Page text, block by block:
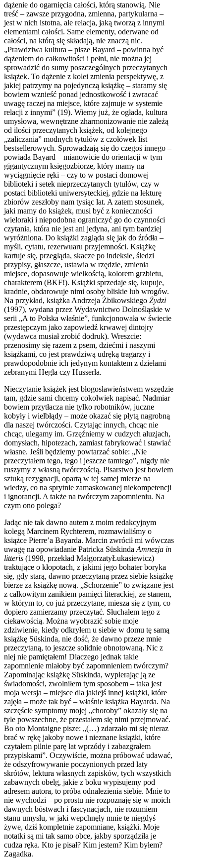
dążenie do ogarnięcia całości, którą stanowią. Nie
treść – zawsze przygodna, zmienna, partykularna –
jest w nich istotna, ale relacja, jaką tworzą z innymi
elementami całości. Same elementy, oderwane od
całości, na którą się składają, nie znaczą nic.
„Prawdziwa kultura – pisze Bayard – powinna być
dążeniem do całkowitości i pełni, nie można jej
sprowadzić do sumy poszczególnych przeczytanych
książek. To dążenie z kolei zmienia perspektywę, z
jakiej patrzymy na pojedynczą książkę – staramy się
bowiem wznieść ponad jednostkowość i zwracać
uwagę raczej na miejsce, które zajmuje w systemie
relacji z innymi” (19). Wiemy już, że ogłada, kultura
umysłowa, wewnętrzne zharmonizowanie nie zależą
od ilości przeczytanych książek, od kolejnego
„zaliczania” modnych tytułów z czołówek list
bestsellerowych. Sprowadzają się do czegoś innego –
powiada Bayard – mianowicie do orientacji w tym
gigantycznym księgozbiorze, który mamy na
wyciągnięcie ręki – czy to w postaci domowej
biblioteki i setek nieprzeczytanych tytułów, czy w
postaci biblioteki uniwersyteckiej, gdzie na lekturę
zbiorów zeszłoby nam tysiąc lat. A zatem stosunek,
jaki mamy do książek, musi być z konieczności
wieloraki i niepodobna ograniczyć go do czynności
czytania, która nie jest ani jedyna, ani tym bardziej
wyróżniona. Do książki zagląda się jak do źródła –
myśli, cytatu, rezerwuaru przyjemności. Książkę
kartuje się, przegląda, skacze po indeksie, śledzi
przypisy, głaszcze, ustawia w rzędzie, zmienia
miejsce, dopasowuje wielkością, kolorem grzbietu,
charakterem (BKF!). Książki sprzedaje się, kupuje,
kradnie, obdarowuje nimi osoby bliskie lub wrogów.
Na przykład, książka Andrzeja Żbikowskiego Żydzi
(1997), wydana przez Wydawnictwo Dolnośląskie w
serii „A to Polska właśnie”, funkcjonowała w świecie
przestępczym jako zapowiedź krwawej dintojry
(wydawca musiał zrobić dodruk). Wreszcie:
przenosimy się razem z psem, dziećmi i naszymi
książkami, co jest prawdziwą udręką tragarzy i
prawdopodobnie ich jedynym kontaktem z dziełami
zebranymi Hegla czy Husserla.
Nieczytanie książek jest błogosławieństwem wszędzie
tam, gdzie sami chcemy cokolwiek napisać. Nadmiar
bowiem przytłacza nie tylko robotników, juczne
kobyły i wielbłądy – może okazać się płytą nagrobną
dla naszej twórczości. Czytając innych, chcąc nie
chcąc, ulegamy im. Grzęźniemy w cudzych aluzjach,
domysłach, hipotezach, zamiast fabrykować i stawiać
własne. Jeśli będziemy powtarzać sobie: „Nie
przeczytałem tego, tego i jeszcze tamtego”, nigdy nie
ruszymy z własną twórczością. Pisarstwo jest bowiem
sztuką rezygnacji, opartą w tej samej mierze na
wiedzy, co na sprytnie zamaskowanej niekompetencji
i ignorancji. A także na twórczym zapomnieniu. Na
czym ono polega?
Jadąc nie tak dawno autem z moim redakcyjnym
kolegą Marcinem Rychterem, rozmawialiśmy o
książce Pierre’a Bayarda. Marcin zwrócił mi wówczas
uwagę na opowiadanie Patricka Süskinda Amnezja in
litteris (1998, przekład MałgorzatyŁukasiewicz)
traktujące o kłopotach, z jakimi jego bohater boryka
się, gdy starą, dawno przeczytaną przez siebie książkę
bierze za książkę nową. „Schorzenie” to związane jest
z całkowitym zanikiem pamięci literackiej, ze stanem,
w którym to, co już przeczytane, miesza się z tym, co
dopiero zamierzamy przeczytać. Słuchałem tego z
ciekawością. Można wyobrazić sobie moje
zdziwienie, kiedy odkryłem u siebie w domu tę samą
książkę Süskinda, nie dość, że dawno przeze mnie
przeczytaną, to jeszcze solidnie obnotowaną. Nic z
niej nie pamiętałem! Dlaczego jednak takie
zapomnienie miałoby być zapomnieniem twórczym?
Zapominając książkę Süskinda, wypierając ją ze
świadomości, zwolniłem tym sposobem – taka jest
moja wersja – miejsce dla jakiejś innej książki, które
zajęła – może tak być – właśnie książka Bayarda. Na
szczęście symptomy mojej „choroby” okazały się na
tyle powszechne, że przestałem się nimi przejmować.
Bo oto Montaigne pisze: „(…) zdarzało mi się nieraz
brać w rękę jakoby nowe i nieznane książki, które
czytałem pilnie parę lat wprzódy i zabazgrałem
przypiskami”. Oczywiście, można próbować udawać,
że odszyfrowywanie poczynionych przed laty
skrótów, lektura własnych zapisków, tych wszystkich
zabawnych obelg, jakie z boku wypisujemy pod
adresem autora, to próba odnalezienia siebie. Mnie to
nie wychodzi – po prostu nie rozpoznaję się w moich
dawnych bóstwach i fascynacjach, nie rozumiem
stanu umysłu, w jaki wepchnęły mnie te niegdyś
żywe, dziś kompletnie zapomniane, książki. Moje
notatki są mi tak samo obce, jakby sporządziła je
cudza ręka. Kto je pisał? Kim jestem? Kim byłem?
Zagadka.